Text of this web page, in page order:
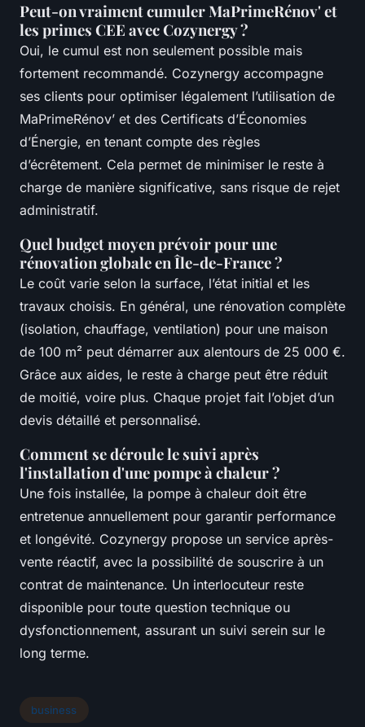
Peut-on vraiment cumuler MaPrimeRénov' et
les primes CEE avec Cozynergy ?
Oui, le cumul est non seulement possible mais
fortement recommandé. Cozynergy accompagne
ses clients pour optimiser légalement l’utilisation de
MaPrimeRénov’ et des Certificats d’Économies
d’Énergie, en tenant compte des règles
d’écrêtement. Cela permet de minimiser le reste à
charge de manière significative, sans risque de rejet
administratif.
Quel budget moyen prévoir pour une
rénovation globale en Île-de-France ?
Le coût varie selon la surface, l’état initial et les
travaux choisis. En général, une rénovation complète
(isolation, chauffage, ventilation) pour une maison
de 100 m² peut démarrer aux alentours de 25 000 €.
Grâce aux aides, le reste à charge peut être réduit
de moitié, voire plus. Chaque projet fait l’objet d’un
devis détaillé et personnalisé.
Comment se déroule le suivi après
l'installation d'une pompe à chaleur ?
Une fois installée, la pompe à chaleur doit être
entretenue annuellement pour garantir performance
et longévité. Cozynergy propose un service après-
vente réactif, avec la possibilité de souscrire à un
contrat de maintenance. Un interlocuteur reste
disponible pour toute question technique ou
dysfonctionnement, assurant un suivi serein sur le
long terme.
business